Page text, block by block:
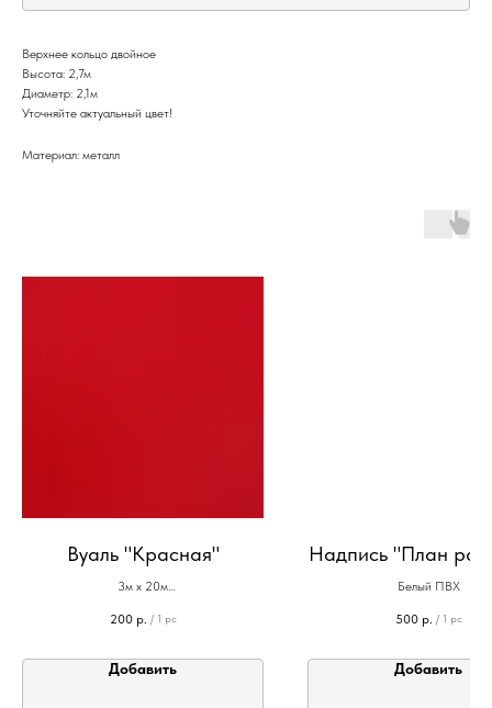
Верхнее кольцо двойное
Высота: 2,7м
Диаметр: 2,1м
Уточняйте актуальный цвет!
Материал: металл
Вуаль "Красная"
3м х 20м
5м х 1,5м
200 р. / 1 pc
Добавить
Надпись "План
Белый ПВХ
500 р. / 1 pc
Добавить